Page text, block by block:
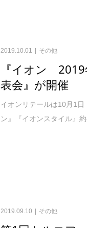
2019.10.01 その他
『イオン
表会』が開催
イオンリテールは10月1
ン』『イオンスタイル』
2019.09.10 その他